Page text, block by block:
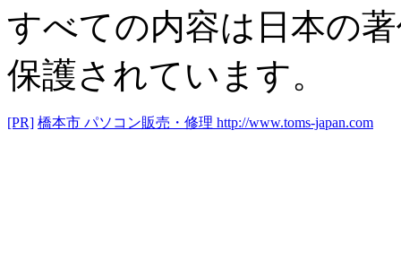
すべての内容は日本の
保護されています。
[PR] 橋本市 パソコン販売・修理 http://www.toms-japan.com